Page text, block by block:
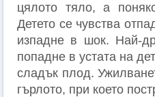
цялото тяло, а
Детето се чувства
изпадне в шок. Най-
попадне в устата на
сладък плод.
гърлото, при което